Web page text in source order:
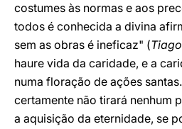
costumes às normas e aos
todos é conhecida a divina
sem as obras é ineficaz" (Tiago
haure vida da caridade, e a
numa floração de ações
certamente não tirará nenhum
a aquisição da eternidade, se